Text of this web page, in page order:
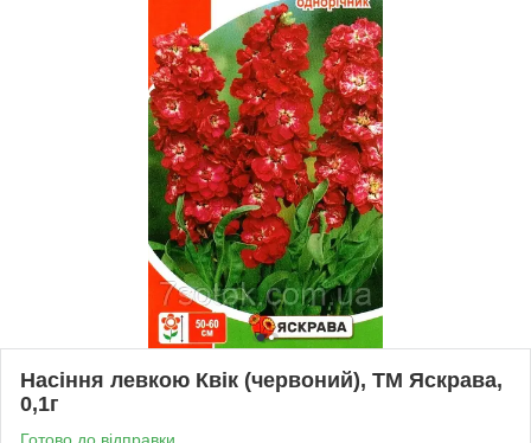
Насіння левкою Квік (червоний), ТМ Яскрава,
0,1г
Готово до відправки